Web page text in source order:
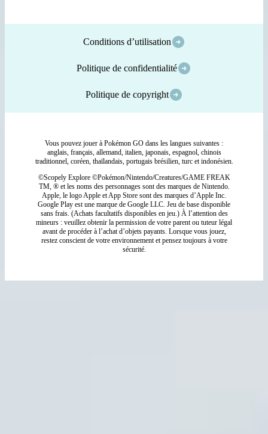
Conditions d’utilisation
Politique de confidentialité
Politique de copyright
Vous pouvez jouer à Pokémon GO dans les langues suivantes :
anglais, français, allemand, italien, japonais, espagnol, chinois
traditionnel, coréen, thaïlandais, portugais brésilien, turc et indonésien.
©Scopely Explore ©Pokémon/Nintendo/Creatures/GAME FREAK
TM, ® et les noms des personnages sont des marques de Nintendo.
Apple, le logo Apple et App Store sont des marques d’Apple Inc.
Google Play est une marque de Google LLC. Jeu de base disponible
sans frais. (Achats facultatifs disponibles en jeu.) À l’attention des
mineurs : veuillez obtenir la permission de votre parent ou tuteur légal
avant de procéder à l’achat d’objets payants. Lorsque vous jouez,
restez conscient de votre environnement et pensez toujours à votre
sécurité.